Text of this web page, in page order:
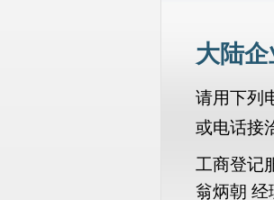
大陆
请用下列
或电话接
工商登记
翁炳朝